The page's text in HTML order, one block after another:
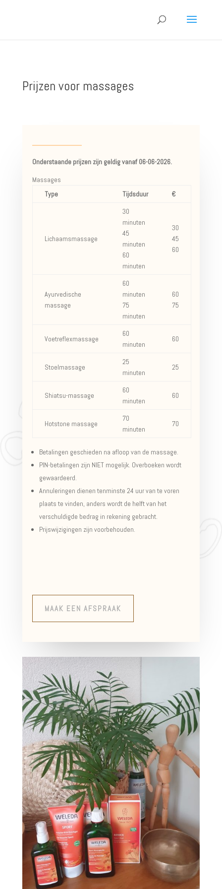
Prijzen voor massages
Onderstaande prijzen zijn geldig vanaf 06-06-2026.
Massages
Type
Tijdsduur €
Lichaamsmassage
30
minuten
45
minuten
60
minuten
30
45
60
Ayurvedische
massage
60
minuten
75
minuten
60
75
Voetreflexmassage
60
minuten
60
Stoelmassage
25
minuten
25
Shiatsu-massage
60
minuten
60
Hotstone massage
70
minuten
70
Betalingen geschieden na afloop van de massage.
PIN-betalingen zijn NIET mogelijk. Overboeken wordt
gewaardeerd.
Annuleringen dienen tenminste 24 uur van te voren
plaats te vinden, anders wordt de helft van het
verschuldigde bedrag in rekening gebracht.
Prijswijzigingen zijn voorbehouden.
MAAK EEN AFSPRAAK